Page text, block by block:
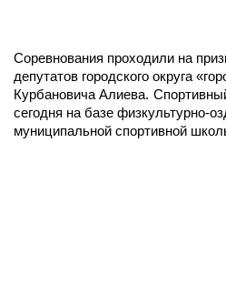
Соревнования проходили на
депутатов городского округа
Курбановича Алиева.
сегодня на базе физкультурно-
муниципальной спортивной